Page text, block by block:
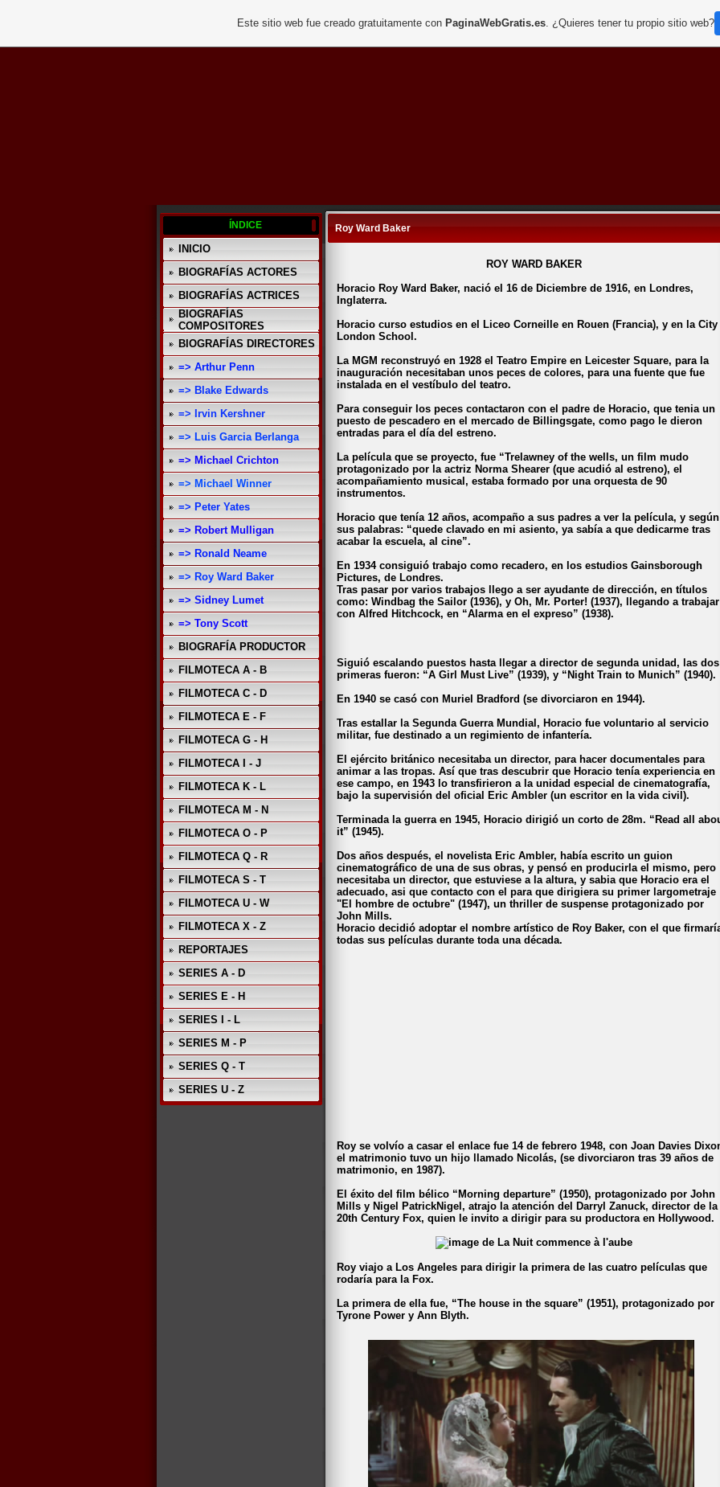
ÍNDICE
INICIO
BIOGRAFÍAS ACTORES
BIOGRAFÍAS ACTRICES
BIOGRAFÍAS
COMPOSITORES
BIOGRAFÍAS DIRECTORES
=> Arthur Penn
=> Blake Edwards
=> Irvin Kershner
=> Luis Garcia Berlanga
=> Michael Crichton
=> Michael Winner
=> Peter Yates
=> Robert Mulligan
=> Ronald Neame
=> Roy Ward Baker
=> Sidney Lumet
=> Tony Scott
BIOGRAFÍA PRODUCTOR
FILMOTECA A - B
FILMOTECA C - D
FILMOTECA E - F
FILMOTECA G - H
FILMOTECA I - J
FILMOTECA K - L
FILMOTECA M - N
FILMOTECA O - P
FILMOTECA Q - R
FILMOTECA S - T
FILMOTECA U - W
FILMOTECA X - Z
REPORTAJES
SERIES A - D
SERIES E - H
SERIES I - L
SERIES M - P
SERIES Q - T
SERIES U - Z
Roy Ward Baker
ROY WARD BAKER
Horacio Roy Ward Baker, nació el 16 de Diciembre de 1916, en Londres,
Inglaterra.
Horacio curso estudios en el Liceo Corneille en Rouen (Francia), y en la City
London School.
La MGM reconstruyó en 1928 el Teatro Empire en Leicester Square, para la
inauguración necesitaban unos peces de colores, para una fuente que fue
instalada en el vestíbulo del teatro.
Para conseguir los peces contactaron con el padre de Horacio, que tenia un
puesto de pescadero en el mercado de Billingsgate, como pago le dieron
entradas para el día del estreno.
La película que se proyecto, fue “Trelawney of the wells, un film mudo
protagonizado por la actriz Norma Shearer (que acudió al estreno), el
acompañamiento musical, estaba formado por una orquesta de 90
instrumentos.
Horacio que tenía 12 años, acompaño a sus padres a ver la película, y según
sus palabras: “quede clavado en mi asiento, ya sabía a que dedicarme tras
acabar la escuela, al cine”.
En 1934 consiguió trabajo como recadero, en los estudios Gainsborough
Pictures, de Londres.
Tras pasar por varios trabajos llego a ser ayudante de dirección, en títulos
como: Windbag the Sailor (1936), y Oh, Mr. Porter! (1937), llegando a trabajar
con Alfred Hitchcock, en “Alarma en el expreso” (1938).
Siguió escalando puestos hasta llegar a director de segunda unidad, las dos
primeras fueron: “A Girl Must Live” (1939), y “Night Train to Munich” (1940).
En 1940 se casó con Muriel Bradford (se divorciaron en 1944).
Tras estallar la Segunda Guerra Mundial, Horacio fue voluntario al servicio
militar, fue destinado a un regimiento de infantería.
El ejército británico necesitaba un director, para hacer documentales para
animar a las tropas. Así que tras descubrir que Horacio tenía experiencia en
ese campo, en 1943 lo transfirieron a la unidad especial de cinematografía,
bajo la supervisión del oficial Eric Ambler (un escritor en la vida civil).
Terminada la guerra en 1945, Horacio dirigió un corto de 28m. “Read all
it” (1945).
Dos años después, el novelista Eric Ambler, había escrito un guion
cinematográfico de una de sus obras, y pensó en producirla el mismo, pero
necesitaba un director, que estuviese a la altura, y sabia que Horacio era el
adecuado, asi que contacto con el para que dirigiera su primer largometraje
"El hombre de octubre" (1947), un thriller de suspense protagonizado por
John Mills.
Horacio decidió adoptar el nombre artístico de Roy Baker, con el que
todas sus películas durante toda una década.
Roy se volvío a casar el enlace fue 14 de febrero 1948, con Joan Davies
el matrimonio tuvo un hijo llamado Nicolás, (se divorciaron tras 39 años de
matrimonio, en 1987).
El éxito del film bélico “Morning departure” (1950), protagonizado por John
Mills y Nigel PatrickNigel, atrajo la atención del Darryl Zanuck, director de la
20th Century Fox, quien le invito a dirigir para su productora en Hollywood.
Roy viajo a Los Angeles para dirigir la primera de las cuatro películas que
rodaría para la Fox.
La primera de ella fue, “The house in the square” (1951), protagonizado por
Tyrone Power y Ann Blyth.
Este sitio web fue creado gratuitamente con PaginaWebGratis.es. ¿Quieres tener tu propio sitio web?